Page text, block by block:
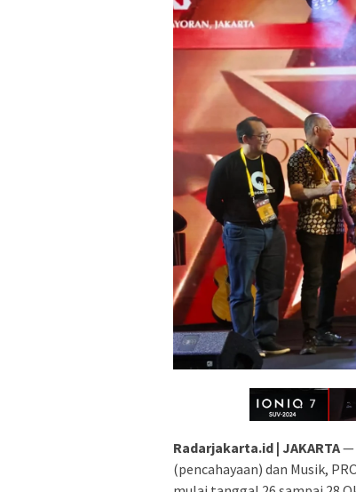
Radarjakarta.id | JAKARTA—
(pencahayaan) dan Musik,